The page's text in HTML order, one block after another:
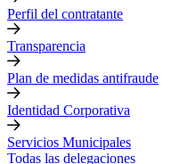
Perfil del contratante
Transparencia
Plan de medidas antifraude
Identidad Corporativa
Servicios Municipales
Todas las delegaciones